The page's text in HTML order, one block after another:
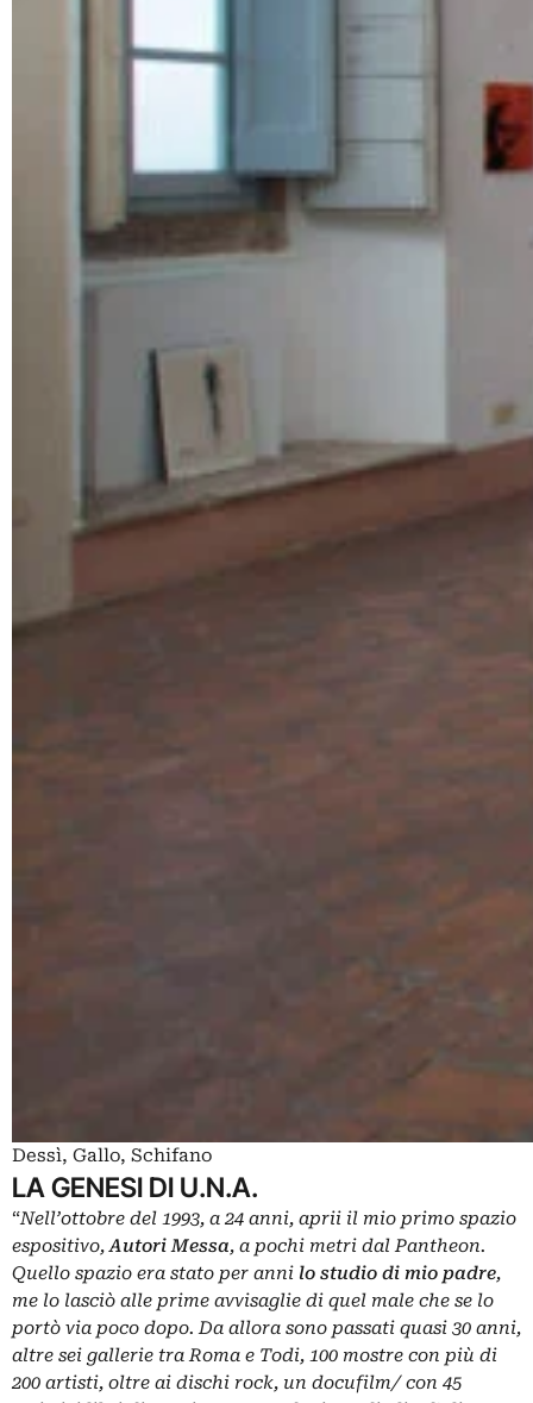
Dessì, Gallo, Schifano
LA GENESI DI U.N.A.
“Nell’ottobre del 1993, a 24 anni, aprii il mio primo spazio
espositivo,Autori Messa, a pochi metri dal Pantheon.
Quello spazio era stato per anni lo studio di mio padre,
me lo lasciò alle prime avvisaglie di quel male che se lo
portò via poco dopo. Da allora sono passati quasi 30 anni,
altre sei gallerie tra Roma e Todi, 100 mostre con più di
200 artisti, oltre ai dischi rock, un docufilm/ con 45